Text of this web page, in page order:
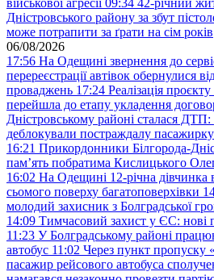
військової агресії 09:34 42-річний
Дністровського району за збут
може потрапити за ґрати на сім років
06/08/2026
17:56 На Одещині звернення до
перереєстрації автівок обернулися
проваджень 17:24 Реалізація
перейшла до етапу укладення
Дністровському районі сталася
деблокували постраждалу пасажирку
16:21 Прикордонники Білгорода-
пам’ять побратима Кислицького
16:02 На Одещині 12-річна дівчинка
сьомого поверху багатоповерхівки
молодий захисник з Болградської
14:09 Тимчасовий захист у ЄС: нові
11:23 У Болградському районі
автобус 11:02 Через пункт пропуску
пасажир рейсового автобуса